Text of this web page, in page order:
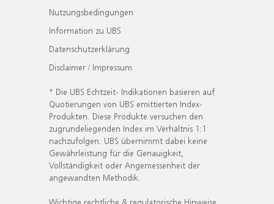
Nutzungsbedingungen
Information zu UBS
Datenschutzerklärung
Disclaimer / Impressum
* Die UBS Echtzeit- Indikationen basieren auf
Quotierungen von UBS emittierten Index-
Produkten. Diese Produkte versuchen den
zugrundeliegenden Index im Verhältnis 1:1
nachzufolgen. UBS übernimmt dabei keine
Gewährleistung für die Genauigkeit,
Vollständigkeit oder Angemessenheit der
angewandten Methodik.